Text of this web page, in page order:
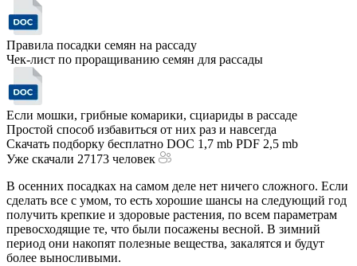
Правила посадки семян на рассаду
Чек-лист по проращиванию семян для рассады
Если мошки, грибные комарики, сциариды в рассаде
Простой способ избавиться от них раз и навсегда
Скачать подборку бесплатно DOC 1,7 mb PDF 2,5 mb
Уже скачали 27173 человек
В осенних посадках на самом деле нет ничего сложного. Если
сделать все с умом, то есть хорошие шансы на следующий год
получить крепкие и здоровые растения, по всем параметрам
превосходящие те, что были посажены весной. В зимний
период они накопят полезные вещества, закалятся и будут
более выносливыми.